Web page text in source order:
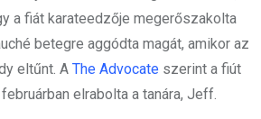
a fiát karateedzője megerőszakolta
betegre aggódta magát, amikor az
eltűnt. A The Advocate szerint a fiút
elrabolta a tanára, Jeff.